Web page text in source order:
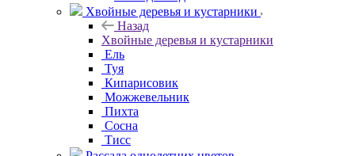
Хвойные деревья и кустарники
Назад
Хвойные деревья и кустарники
Ель
Туя
Кипарисовик
Можжевельник
Пихта
Сосна
Тисc